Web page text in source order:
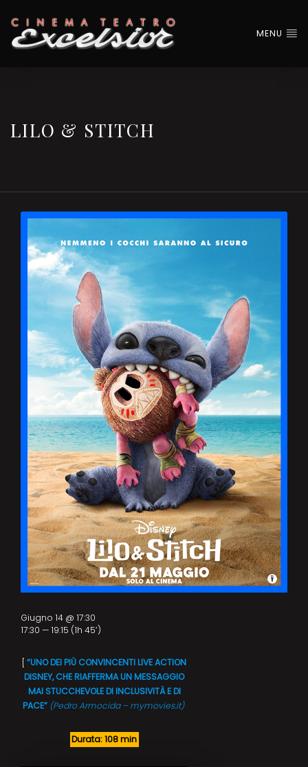
MENU
LILO & STITCH
“UNO DEI PIÙ CONVINCENTI LIVE ACTION
DISNEY, CHE RIAFFERMA UN MESSAGGIO
MAI STUCCHEVOLE DI INCLUSIVITÀ E DI
PACE” (Pedro Armocida – mymovies.it)
Durata: 108 min
Giugno 14 @ 17:30
17:30 — 19:15 (1h 45′)